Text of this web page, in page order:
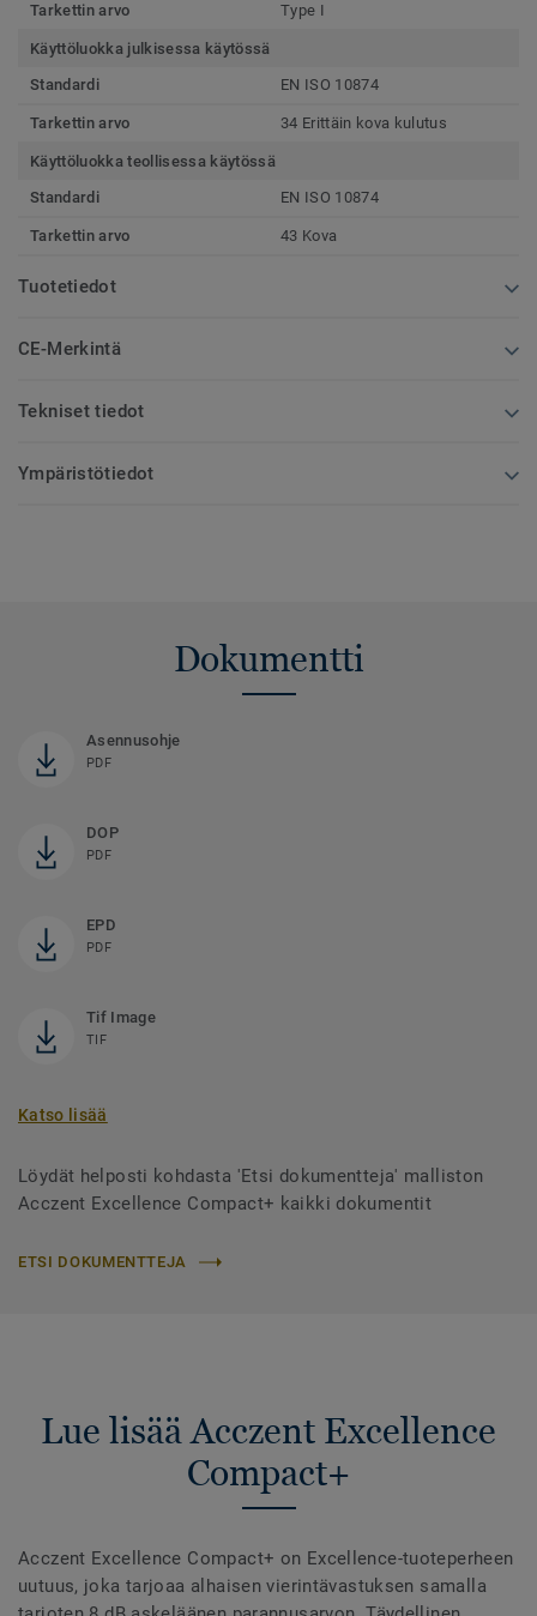
Tarkettin arvo Type I
Käyttöluokka julkisessa käytössä
Standardi
EN ISO 10874
Tarkettin arvo 34 Erittäin kova kulutus
Käyttöluokka teollisessa käytössä
Standardi
EN ISO 10874
Tarkettin arvo 43 Kova
Tuotetiedot
CE-Merkintä
Tekniset tiedot
Ympäristötiedot
Dokumentti
Asennusohje
PDF
DOP
PDF
EPD
PDF
Tif Image
TIF
Katso lisää
Löydät helposti kohdasta 'Etsi dokumentteja' malliston
Acczent Excellence Compact+ kaikki dokumentit
ETSI DOKUMENTTEJA
Lue lisää Acczent Excellence
Compact+
Acczent Excellence Compact+ on Excellence-tuoteperheen
uutuus, joka tarjoaa alhaisen vierintävastuksen samalla